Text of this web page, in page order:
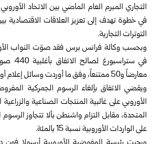
التجاري المبرم العام الماضي بين الاتحاد
في خطوة تهدف إلى تعزيز العلاقات الاقتصادية
التوترات التجارية.
وبحسب وكالة فرانس برس فقد صوّت النواب
معارضاً و50 ممتنعاً، وفق ما أوردت وسائل إعلام أوروبية.
ويقضي الاتفاق بإلغاء الرسوم الجمركية
الأوروبي على غالبية المنتجات الصناعية
المتحدة، مقابل التزام واشنطن بألا تتجاوز
على الواردات الأوروبية نسبة 15 بالمئة.